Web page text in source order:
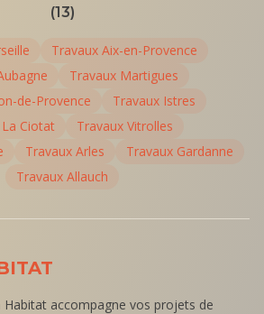
(13)
Travaux Aix-en-Provence
Travaux Martigues
de-Provence Travaux Istres
La Ciotat Travaux Vitrolles
Travaux Arles Travaux Gardanne
Travaux Allauch
Habitat accompagne vos projets de